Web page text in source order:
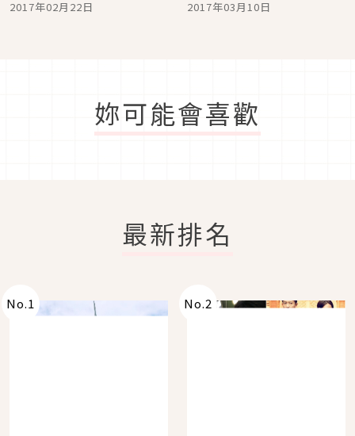
2017年02月22日 2017年03月10日
妳可能會喜歡
最新排名
No.1 No.2